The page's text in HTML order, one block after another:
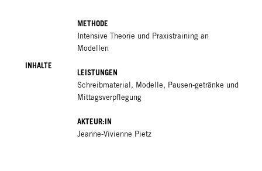
INHALTE
METHODE
Intensive Theorie und Praxistraining an
Modellen
LEISTUNGEN
Schreibmaterial, Modelle, Pausen-getränke und
Mittagsverpflegung
AKTEUR:IN
Jeanne-Vivienne Pietz